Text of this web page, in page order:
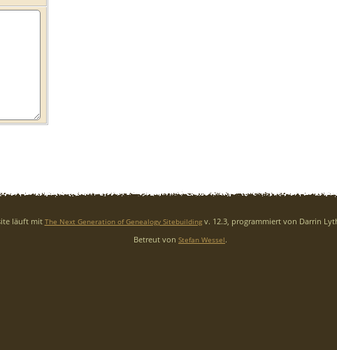
läuft mit The Next Generation of Genealogy Sitebuildingv. 12.3, programmiert von Darrin
Betreut von Stefan Wessel.